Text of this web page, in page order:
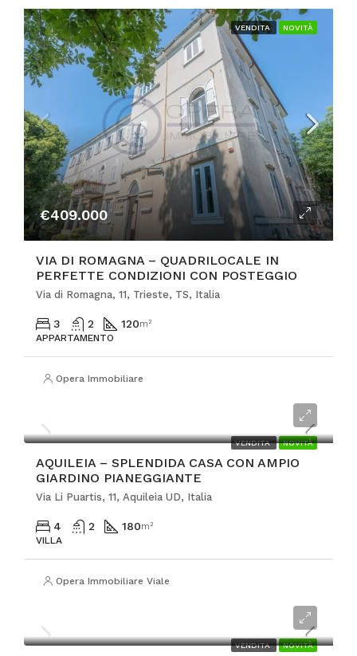
VENDITA NOVITÀ
€409.000
VIA DI ROMAGNA – QUADRILOCALE IN
PERFETTE CONDIZIONI CON POSTEGGIO
Via di Romagna, 11, Trieste, TS, Italia
3 2 120m²
APPARTAMENTO
Opera Immobiliare
VENDITA NOVITÀ
AQUILEIA – SPLENDIDA CASA CON AMPIO
GIARDINO PIANEGGIANTE
Via Li Puartis, 11, Aquileia UD, Italia
4 2 180m²
VILLA
Opera Immobiliare Viale
VENDITA NOVITÀ